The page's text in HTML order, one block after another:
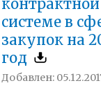
контрактной
системе в
закупок на
год
Добавлен: